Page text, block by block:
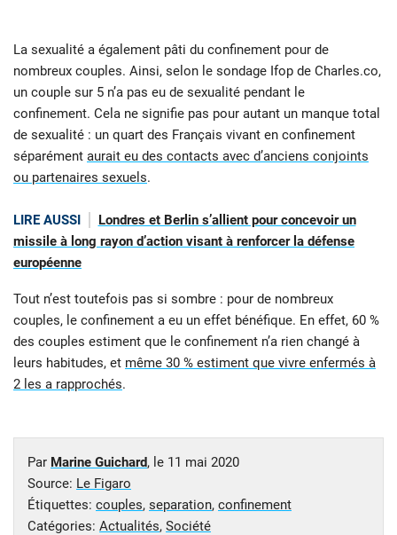
La sexualité a également pâti du confinement pour de
nombreux couples. Ainsi, selon le sondage Ifop de Charles.co,
un couple sur 5 n’a pas eu de sexualité pendant le
confinement. Cela ne signifie pas pour autant un manque total
de sexualité : un quart des Français vivant en confinement
séparément aurait eu des contacts avec d’anciens conjoints
ou partenaires sexuels.
LIRE AUSSI
Londres et Berlin s’allient pour concevoir un
missile à long rayon d’action visant à renforcer la défense
européenne
Tout n’est toutefois pas si sombre : pour de nombreux
couples, le confinement a eu un effet bénéfique. En effet, 60 %
des couples estiment que le confinement n’a rien changé à
leurs habitudes, et même 30 % estiment que vivre enfermés à
2 les a rapprochés.
Par Marine Guichard, le 11 mai 2020
Source: Le Figaro
Étiquettes: couples, separation, confinement
Catégories: Actualités, Société